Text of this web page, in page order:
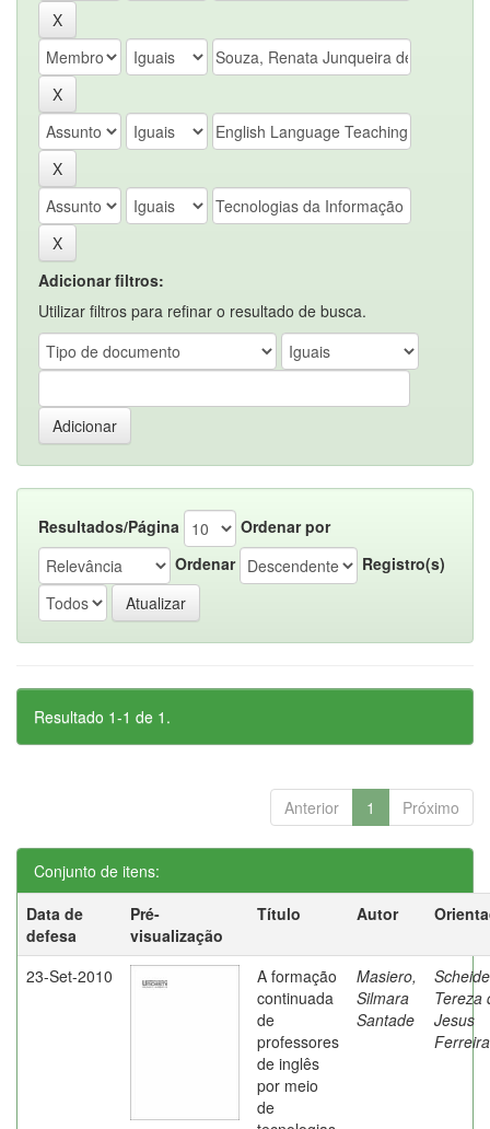
Adicionar filtros:
Utilizar filtros para refinar o resultado de busca.
Resultados/Página
Ordenar por
Ordenar
Registro(s)
Resultado 1-1 de 1.
Anterior 1 Próximo
Conjunto de itens:
Data de
defesa
Pré-
visualização
Título Autor
23-Set-2010
A formação
continuada
de
professores
de inglês
por meio
de
Masiero,
Silmara
Santade
Tereza
Jesus
Ferreira